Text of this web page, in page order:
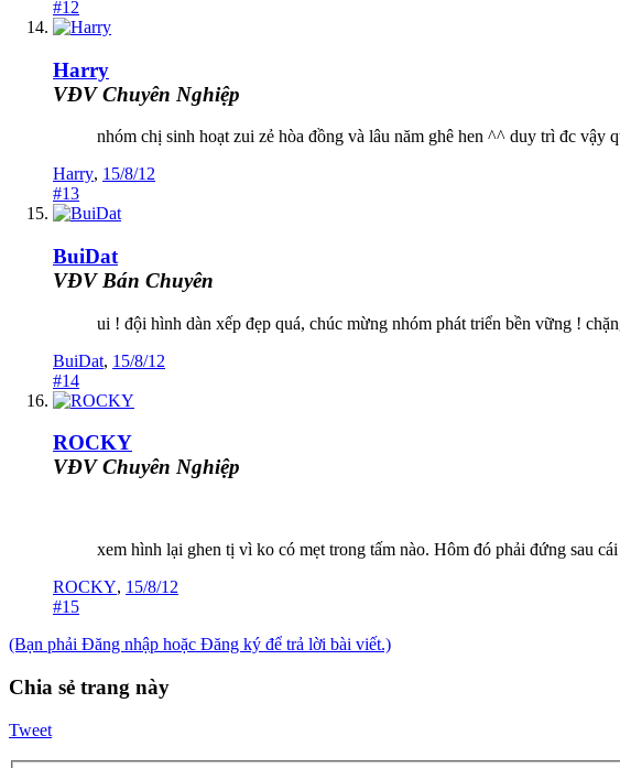
#12
Harry
VĐV Chuyên Nghiệp
nhóm chị sinh hoạt zui zẻ hòa đồng và lâu năm ghê hen ^^ duy trì đc vậy
Harry, 15/8/12
#13
BuiDat
VĐV Bán Chuyên
ui ! đội hình dàn xếp đẹp quá, chúc mừng nhóm phát triển bền vững !
BuiDat, 15/8/12
#14
ROCKY
VĐV Chuyên Nghiệp
xem hình lại ghen tị vì ko có mẹt trong tấm nào. Hôm đó phải đứng sau
ROCKY, 15/8/12
#15
(Bạn phải Đăng nhập hoặc Đăng ký để trả lời bài viết.)
Chia sẻ trang này
Tweet